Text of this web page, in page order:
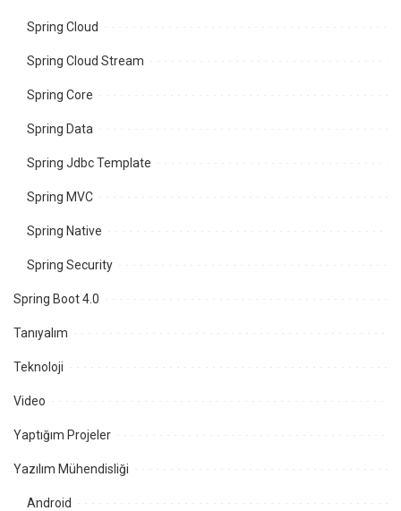
Spring Cloud
Spring Cloud Stream
Spring Core
Spring Data
Spring Jdbc Template
Spring MVC
Spring Native
Spring Security
Spring Boot 4.0
Tanıyalım
Teknoloji
Video
Yaptığım Projeler
Yazılım Mühendisliği
Android